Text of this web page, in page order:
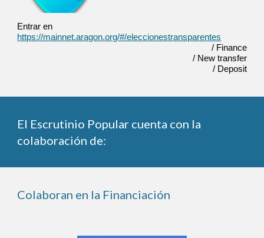
Entrar en
https://mainnet.aragon.org/#/eleccionestransparentes
/ Finance
/ New transfer
/ Deposit
El Escrutinio Popular cuenta con la
colaboración de:
Colaboran en la Financiación